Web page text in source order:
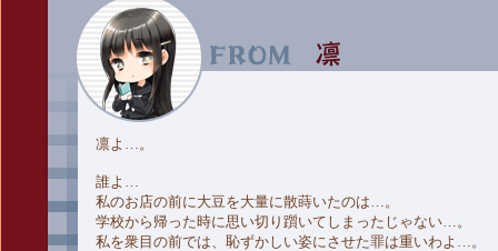
凛よ…。
誰よ…
私のお店の前に大豆を大量に散蒔いたのは…。
学校から帰った時に思い切り躓いてしまったじゃない…。
私を衆目の前では、恥ずかしい姿にさせた罪は重いわよ…。